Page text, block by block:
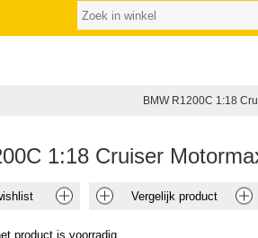
BMW R1200C 1:18
1:18 Cruiser